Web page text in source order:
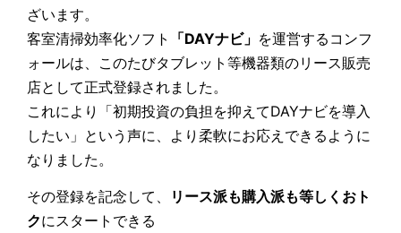
ざいます。
客室清掃効率化ソフト
「DAYナビ」 を運営するコンフ
ォールは、このたびタブレット等機器類のリース販売
店として正式登録されました。
これにより「初期投資の負担を抑えてDAYナビを導入
したい」という声に、より柔軟にお応えできるように
なりました。
その登録を記念して、
リース派も購入派も等しくおト
クにスタートできる